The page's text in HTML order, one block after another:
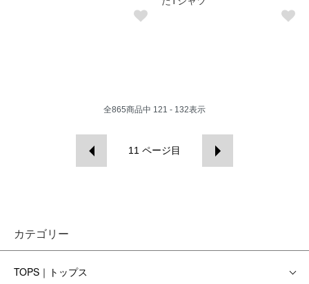
全865商品中 121 - 132表示
11 ページ目
カテゴリー
TOPS｜トップス